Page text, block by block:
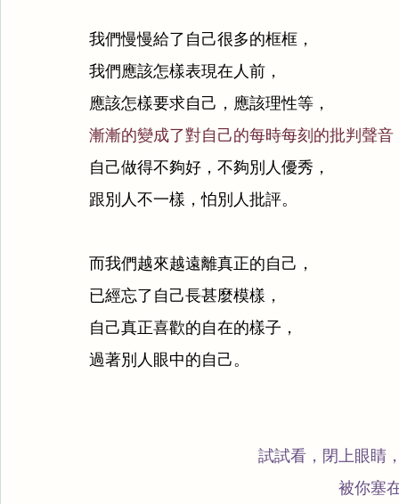
我們慢慢給了自己很多的框框，
我們應該怎樣表現在人前，
應該怎樣要求自己，應該理性等，
漸漸的變成了對自己的每時每刻的批判聲音
自己做得不夠好，不夠別人優秀，
跟別人不一樣，怕別人批評。
而我們越來越遠離真正的自己，
已經忘了自己長甚麼模樣，
自己真正喜歡的自在的樣子，
過著別人眼中的自己。
試試看，閉上眼睛
被你塞